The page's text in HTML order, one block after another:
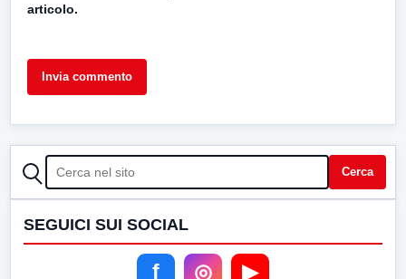
articolo.
CERCA Cerca
SEGUICI SUI SOCIAL
f ◎ ▶